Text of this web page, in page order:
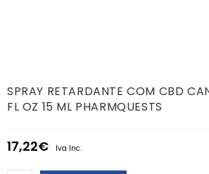
SPRAY RETARDANTE COM CBD
FL OZ 15 ML PHARMQUESTS
17,22€ Iva Inc.